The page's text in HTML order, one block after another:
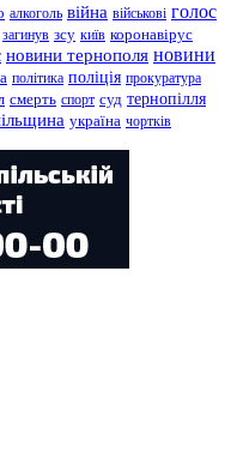
алкоголь війна військові голос
загинув зсу київ коронавірус
новини тернополя новини
політика поліція прокуратура
смерть спорт суд тернопілля
україна чортків